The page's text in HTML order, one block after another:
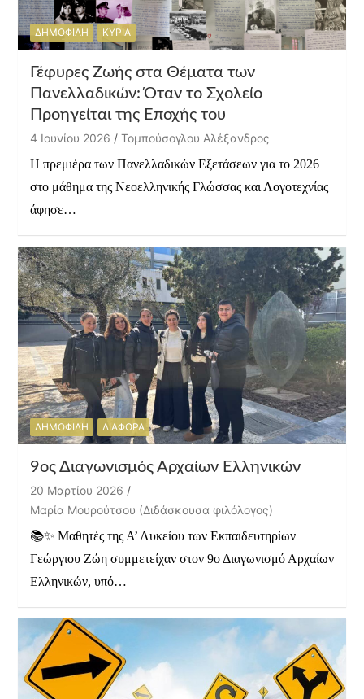
ΔΗΜΟΦΙΛΗ ΚΥΡΙΑ
Γέφυρες Ζωής στα Θέματα των
Πανελλαδικών: Όταν το Σχολείο
Προηγείται της Εποχής του
4 Ιουνίου 2026
Τομπούσογλου Αλέξανδρος
Η πρεμιέρα των Πανελλαδικών Εξετάσεων για το 2026
στο μάθημα της Νεοελληνικής Γλώσσας και Λογοτεχνίας
άφησε…
ΔΗΜΟΦΙΛΗ ΔΙΑΦΟΡΑ
9ος Διαγωνισμός Αρχαίων Ελληνικών
20 Μαρτίου 2026
Μαρία Μουρούτσου (Διδάσκουσα φιλόλογος)
📚✨ Μαθητές της Α’ Λυκείου των Εκπαιδευτηρίων
Γεώργιου Ζώη συμμετείχαν στον 9ο Διαγωνισμό Αρχαίων
Ελληνικών, υπό…